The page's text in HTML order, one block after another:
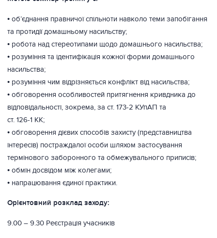
• об’єднання правничої спільноти навколо теми запобігання
та протидії домашньому насильству;
• робота над стереотипами щодо домашнього насильства;
• розуміння та ідентифікація кожної форми домашнього
насильства;
• розуміння чим відрізняється конфлікт від насильства;
• обговорення особливостей притягнення кривдника до
відповідальності, зокрема, за ст. 173-2 КУпАП та
ст. 126-1 КК;
• обговорення дієвих способів захисту (представництва
інтересів) постраждалої особи шляхом застосування
термінового заборонного та обмежувального приписів;
• обмін досвідом між колегами;
• напрацювання єдиної практики.
Орієнтовний розклад заходу:
9.00 – 9.30 Реєстрація учасників